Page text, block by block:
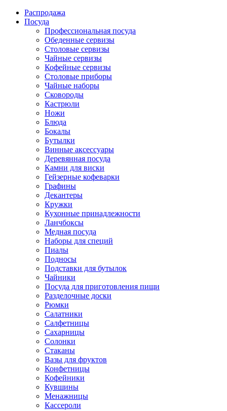
Распродажа
Посуда
Профессиональная посуда
Обеденные сервизы
Столовые сервизы
Чайные сервизы
Кофейные сервизы
Столовые приборы
Чайные наборы
Сковороды
Кастрюли
Ножи
Блюда
Бокалы
Бутылки
Винные аксессуары
Деревянная посуда
Камни для виски
Гейзерные кофеварки
Графины
Декантеры
Кружки
Кухонные принадлежности
Ланчбоксы
Медная посуда
Наборы для специй
Пиалы
Подносы
Подставки для бутылок
Чайники
Посуда для приготовления пищи
Разделочные доски
Рюмки
Салатники
Салфетницы
Сахарницы
Солонки
Стаканы
Вазы для фруктов
Конфетницы
Кофейники
Кувшины
Менажницы
Кассероли